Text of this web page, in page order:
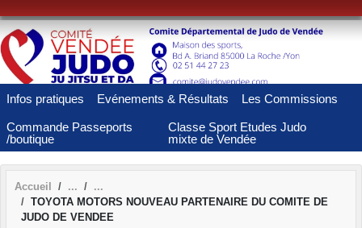
Infos pratiques Evénements & Résultats Les Commissions
Commande Passeports
/boutique
Classe Sport Etudes Judo
mixte de Vendée
Accueil
TOYOTA MOTORS NOUVEAU PARTENAIRE DU COMITE DE
JUDO DE VENDEE